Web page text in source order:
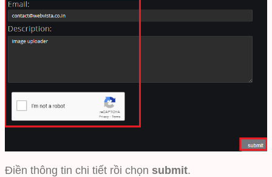
Điền thông tin chi tiết rồi chọn submit.